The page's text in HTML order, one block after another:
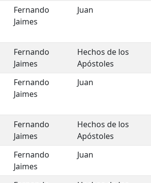
Fernando
Jaimes
Juan
Fernando
Jaimes
Hechos de los
Apóstoles
Fernando
Jaimes
Juan
Fernando
Jaimes
Hechos de los
Apóstoles
Fernando
Jaimes
Juan